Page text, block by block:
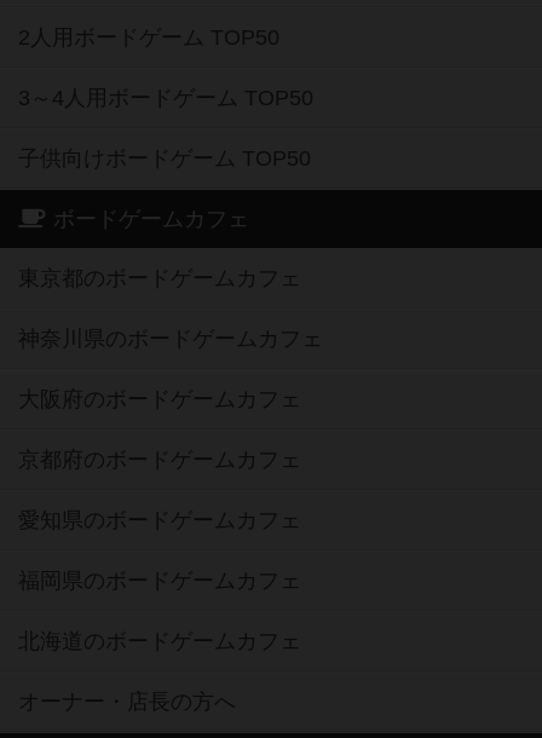
2人用ボードゲーム TOP50
3～4人用ボードゲーム TOP50
子供向けボードゲーム TOP50
ボードゲームカフェ
東京都のボードゲームカフェ
神奈川県のボードゲームカフェ
大阪府のボードゲームカフェ
京都府のボードゲームカフェ
愛知県のボードゲームカフェ
福岡県のボードゲームカフェ
北海道のボードゲームカフェ
オーナー・店長の方へ